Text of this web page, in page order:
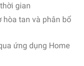
gian
hòa tan và phân bổ
ứng dụng Home